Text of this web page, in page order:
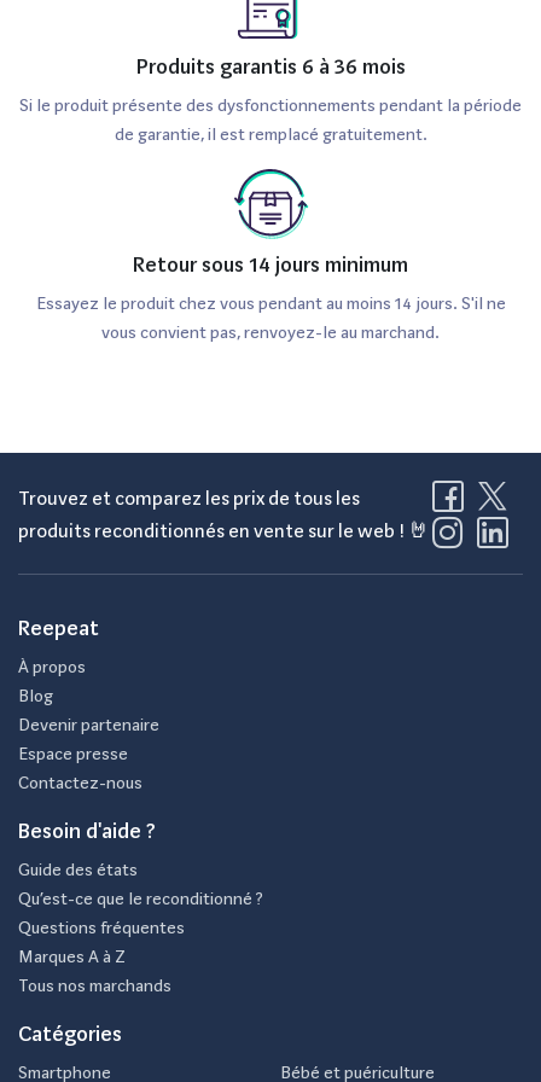
Cependant, pour un niveau de confiance supérieur, il est
recommandé de privilégier les vendeurs spécialisés, car ils
se concentrent exclusivement sur le reconditionné et
effectuent des contrôles de qualité plus rigoureux. De
plus, l'utilisation d'un comparateur en ligne peut s'avérer
très efficace pour filtrer les offres selon des critères
précis, tels que le prix, l'état esthétique, la durée de
Chez Reepeat, nous comparons les meilleures offres
leur Honor 70 128Go reconditionné.
Produits garantis 6 à 36 mois
Si le produit présente des dysfonctionnements pendant la période
de garantie, il est remplacé gratuitement.
Retour sous 14 jours minimum
Essayez le produit chez vous pendant au moins 14 jours. S'il ne
vous convient pas, renvoyez-le au marchand.
Trouvez et comparez les prix de tous les
produits reconditionnés en vente sur le web ! 🤘
Reepeat
À propos
Blog
Devenir partenaire
Espace presse
Contactez-nous
Besoin d'aide ?
Guide des états
Qu’est-ce que le reconditionné ?
Questions fréquentes
Marques A à Z
Tous nos marchands
Catégories
Smartphone Bébé et puériculture